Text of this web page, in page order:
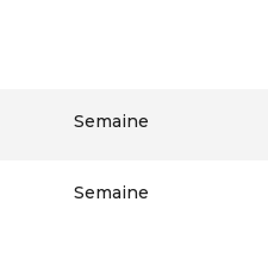
Semaine
Semaine